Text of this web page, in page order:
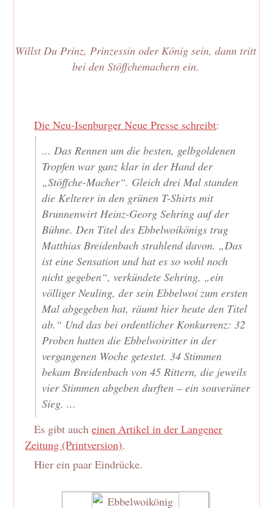
Willst Du Prinz, Prinzessin oder König sein, dann tritt
bei den Stöffchemachern ein.
Die Neu-Isenburger Neue Presse schreibt:
... Das Rennen um die besten, gelbgoldenen
Tropfen war ganz klar in der Hand der
„Stöffche-Macher“. Gleich drei Mal standen
die Kelterer in den grünen T-Shirts mit
Brunnenwirt Heinz-Georg Sehring auf der
Bühne. Den Titel des Ebbelwoikönigs trug
Matthias Breidenbach strahlend davon. „Das
ist eine Sensation und hat es so wohl noch
nicht gegeben“, verkündete Sehring, „ein
völliger Neuling, der sein Ebbelwoi zum ersten
Mal abgegeben hat, räumt hier heute den Titel
ab.“ Und das bei ordentlicher Konkurrenz: 32
Proben hatten die Ebbelwoiritter in der
vergangenen Woche getestet. 34 Stimmen
bekam Breidenbach von 45 Rittern, die jeweils
vier Stimmen abgeben durften – ein souveräner
Sieg. ...
Es gibt aucheinen Artikel in der Langener
Zeitung (Printversion).
Hier ein paar Eindrücke.